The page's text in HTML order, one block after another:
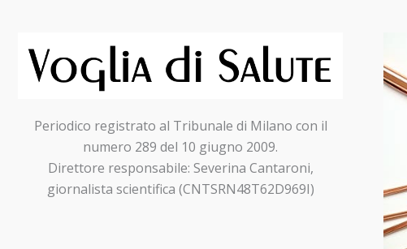
Periodico registrato al Tribunale di Milano con il
numero 289 del 10 giugno 2009.
Direttore responsabile: Severina Cantaroni,
giornalista scientifica (CNTSRN48T62D969I)